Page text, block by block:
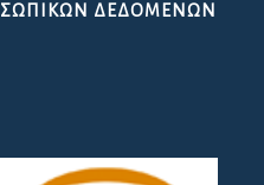
ΔΕΔΟΜΕΝΩΝ